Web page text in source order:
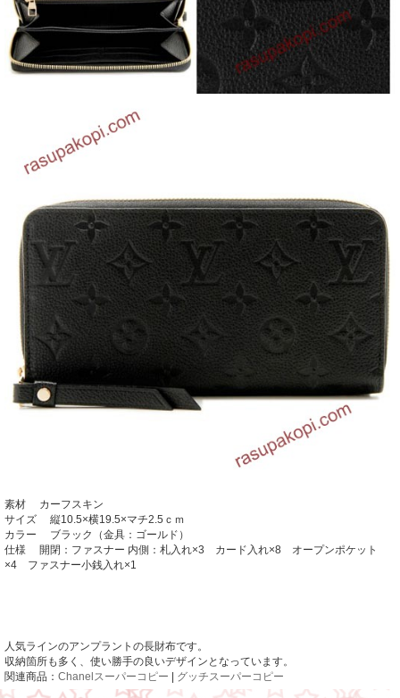
素材 カーフスキン
サイズ 縦10.5×横19.5×マチ2.5ｃｍ
カラー ブラック（金具：ゴールド）
仕様 開閉：ファスナー 内側：札入れ×3 カード入れ×8 オープンポケット
×4 ファスナー小銭入れ×1
人気ラインのアンプラントの長財布です。
収納箇所も多く、使い勝手の良いデザインとなっています。
関連商品： Chanelスーパーコピー グッチスーパーコピー